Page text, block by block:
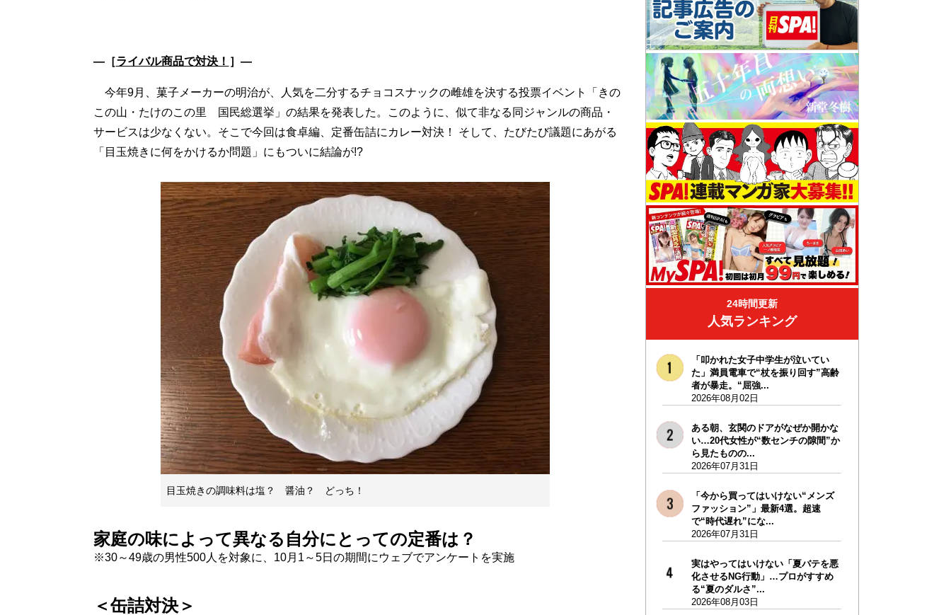
―［ライバル商品で対決！ ］―
今年9月、菓子メーカーの明治が、人気を二分するチョコスナックの雌雄を決する投票イベント「きの
この山・たけのこの里 国民総選挙」の結果を発表した。このように、似て非なる同ジャンルの商品・
サービスは少なくない。そこで今回は食卓編、定番缶詰にカレー対決！ そして、たびたび議題にあがる
「目玉焼きに何をかけるか問題」にもついに結論が!?
目玉焼きの調味料は塩？ 醤油？ どっち！
家庭の味によって異なる自分にとっての定番は？
※30～49歳の男性500人を対象に、10月1～5日の期間にウェブでアンケートを実施
＜缶詰対決＞
24時間更新
人気ランキング
「叩かれた女子中学生が泣いてい
た」満員電車で“杖を振り回す”高齢
者が暴走。“屈強...
2026年08月02日
ある朝、玄関のドアがなぜか開かな
い…20代女性が“数センチの隙間”か
ら見たものの...
2026年07月31日
「今から買ってはいけない“メンズ
ファッション”」最新4選。超速
で“時代遅れ”にな...
2026年07月31日
実はやってはいけない「夏バテを悪
化させるNG行動」…プロがすすめ
る“夏のダルさ”...
2026年08月03日